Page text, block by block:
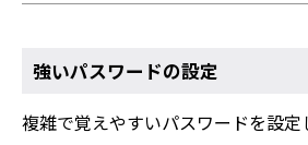
強いパスワードの設定
複雑で覚えやすいパスワードを設定